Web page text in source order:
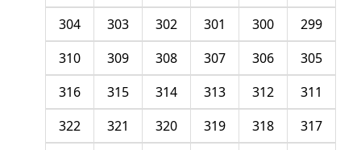
299
300
301
302
303
304
305
306
307
308
309
310
311
312
313
314
315
316
317
318
319
320
321
322